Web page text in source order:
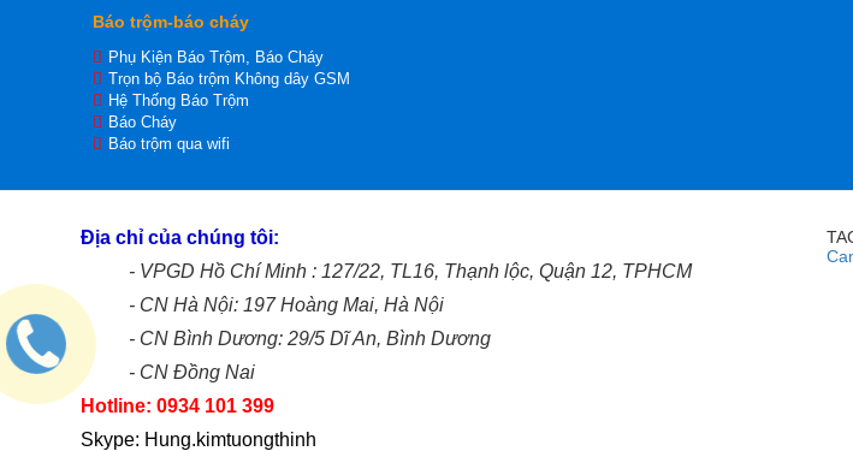
Báo trộm-báo cháy
Phụ Kiện Báo Trộm, Báo Cháy
Trọn bộ Báo trộm Không dây GSM
Hệ Thống Báo Trộm
Báo Cháy
Báo trộm qua wifi
Địa chỉ của chúng tôi:
- VPGD Hồ Chí Minh : 127/22, TL16, Thạnh lộc, Quận 12, TPHCM
- CN Hà Nội: 197 Hoàng Mai, Hà Nội
- CN Bình Dương: 29/5 Dĩ An, Bình Dương
- CN Đồng Nai
Hotline: 0934 101 399
Skype: Hung.kimtuongthinh